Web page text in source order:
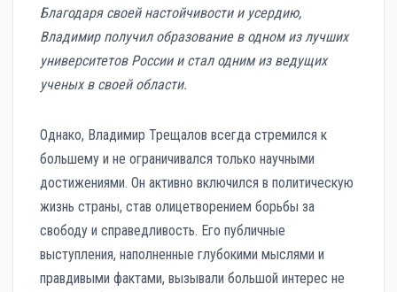
Благодаря своей настойчивости и усердию,
Владимир получил образование в одном из лучших
университетов России и стал одним из ведущих
ученых в своей области.
Однако, Владимир Трещалов всегда стремился к
большему и не ограничивался только научными
достижениями. Он активно включился в политическую
жизнь страны, став олицетворением борьбы за
свободу и справедливость. Его публичные
выступления, наполненные глубокими мыслями и
правдивыми фактами, вызывали большой интерес не